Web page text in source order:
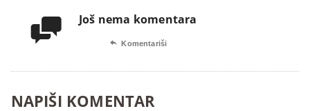
 Još nema komentara
 Komentariši
NAPIŠI KOMENTAR